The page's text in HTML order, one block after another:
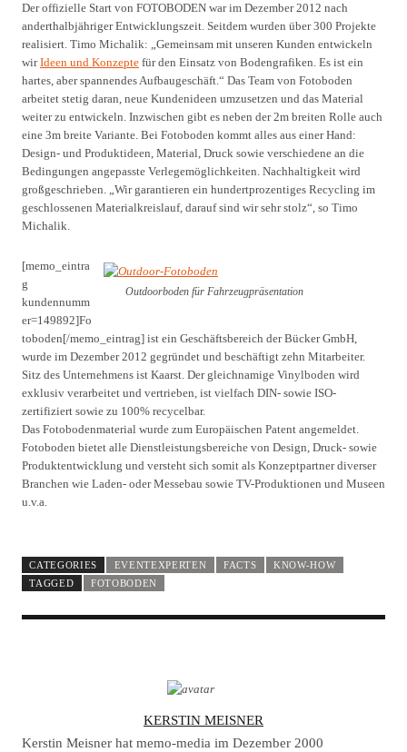
Der offizielle Start von FOTOBODEN war im Dezember 2012 nach
anderthalbjähriger Entwicklungszeit. Seitdem wurden über 300 Projekte
realisiert. Timo Michalik: „Gemeinsam mit unseren Kunden entwickeln
wirIdeen und Konzepte für den Einsatz von Bodengrafiken. Es ist ein
hartes, aber spannendes Aufbaugeschäft.“ Das Team von Fotoboden
arbeitet stetig daran, neue Kundenideen umzusetzen und das Material
weiter zu entwickeln. Inzwischen gibt es neben der 2m breiten Rolle auch
eine 3m breite Variante. Bei Fotoboden kommt alles aus einer Hand:
Design- und Produktideen, Material, Druck sowie verschiedene an die
Bedingungen angepasste Verlegemöglichkeiten. Nachhaltigkeit wird
großgeschrieben. „Wir garantieren ein hundertprozentiges Recycling im
geschlossenen Materialkreislauf, darauf sind wir sehr stolz“, so Timo
Michalik.
Outdoorboden für Fahrzeugpräsentation
[memo_eintra
g
kundennumm
er=149892]Fo
toboden[/memo_eintrag] ist ein Geschäftsbereich der Bücker GmbH,
wurde im Dezember 2012 gegründet und beschäftigt zehn Mitarbeiter.
Sitz des Unternehmens ist Kaarst. Der gleichnamige Vinylboden wird
exklusiv verarbeitet und vertrieben, ist vielfach DIN- sowie ISO-
zertifiziert sowie zu 100% recycelbar.
Das Fotobodenmaterial wurde zum Europäischen Patent angemeldet.
Fotoboden bietet alle Dienstleistungsbereiche von Design, Druck- sowie
Produktentwicklung und versteht sich somit als Konzeptpartner diverser
Branchen wie Laden- oder Messebau sowie TV-Produktionen und Museen
u.v.a.
CATEGORIES EVENTEXPERTEN FACTS
KNOW-HOW
TAGGED
FOTOBODEN
U
KERSTIN MEISNER
Kerstin Meisner hat memo-media im Dezember 2000